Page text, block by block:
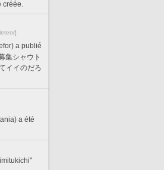
créée.
a publié
集シャウト
イイのだろ
a été